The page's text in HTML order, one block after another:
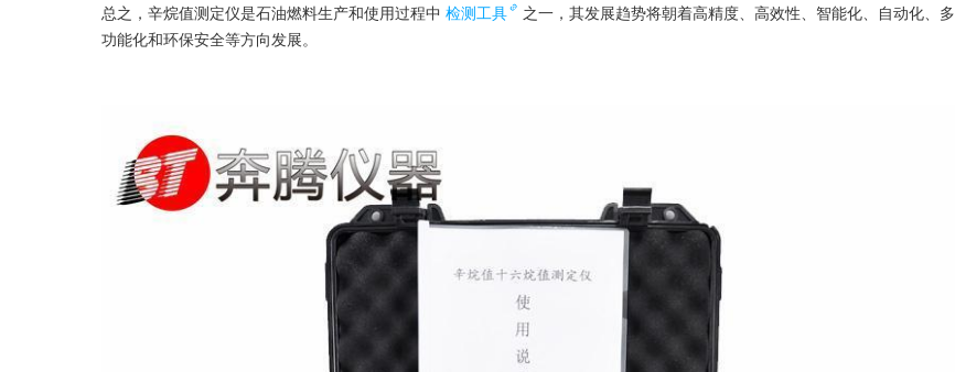
总之，辛烷值测定仪是石油燃料生产和使用过程中 检测工具
之一，其发展趋势将朝着高精度、高效性、智能化、自动化、多
功能化和环保安全等方向发展。